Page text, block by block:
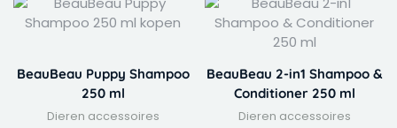
BeauBeau Puppy Shampoo
250 ml
Dieren accessoires
BeauBeau 2-in1 Shampoo &
Conditioner 250 ml
Dieren accessoires